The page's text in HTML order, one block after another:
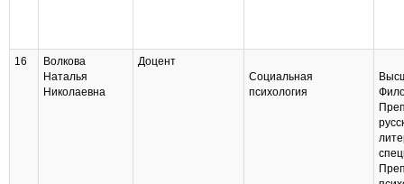
16
Волкова
Наталья
Николаевна
Доцент
Социальная
психология